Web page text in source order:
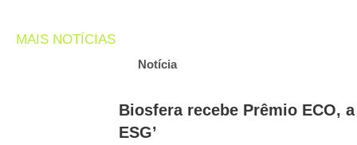
MAIS NOTÍCIAS
Notícia
Biosfera recebe Prêmio ECO,
ESG’